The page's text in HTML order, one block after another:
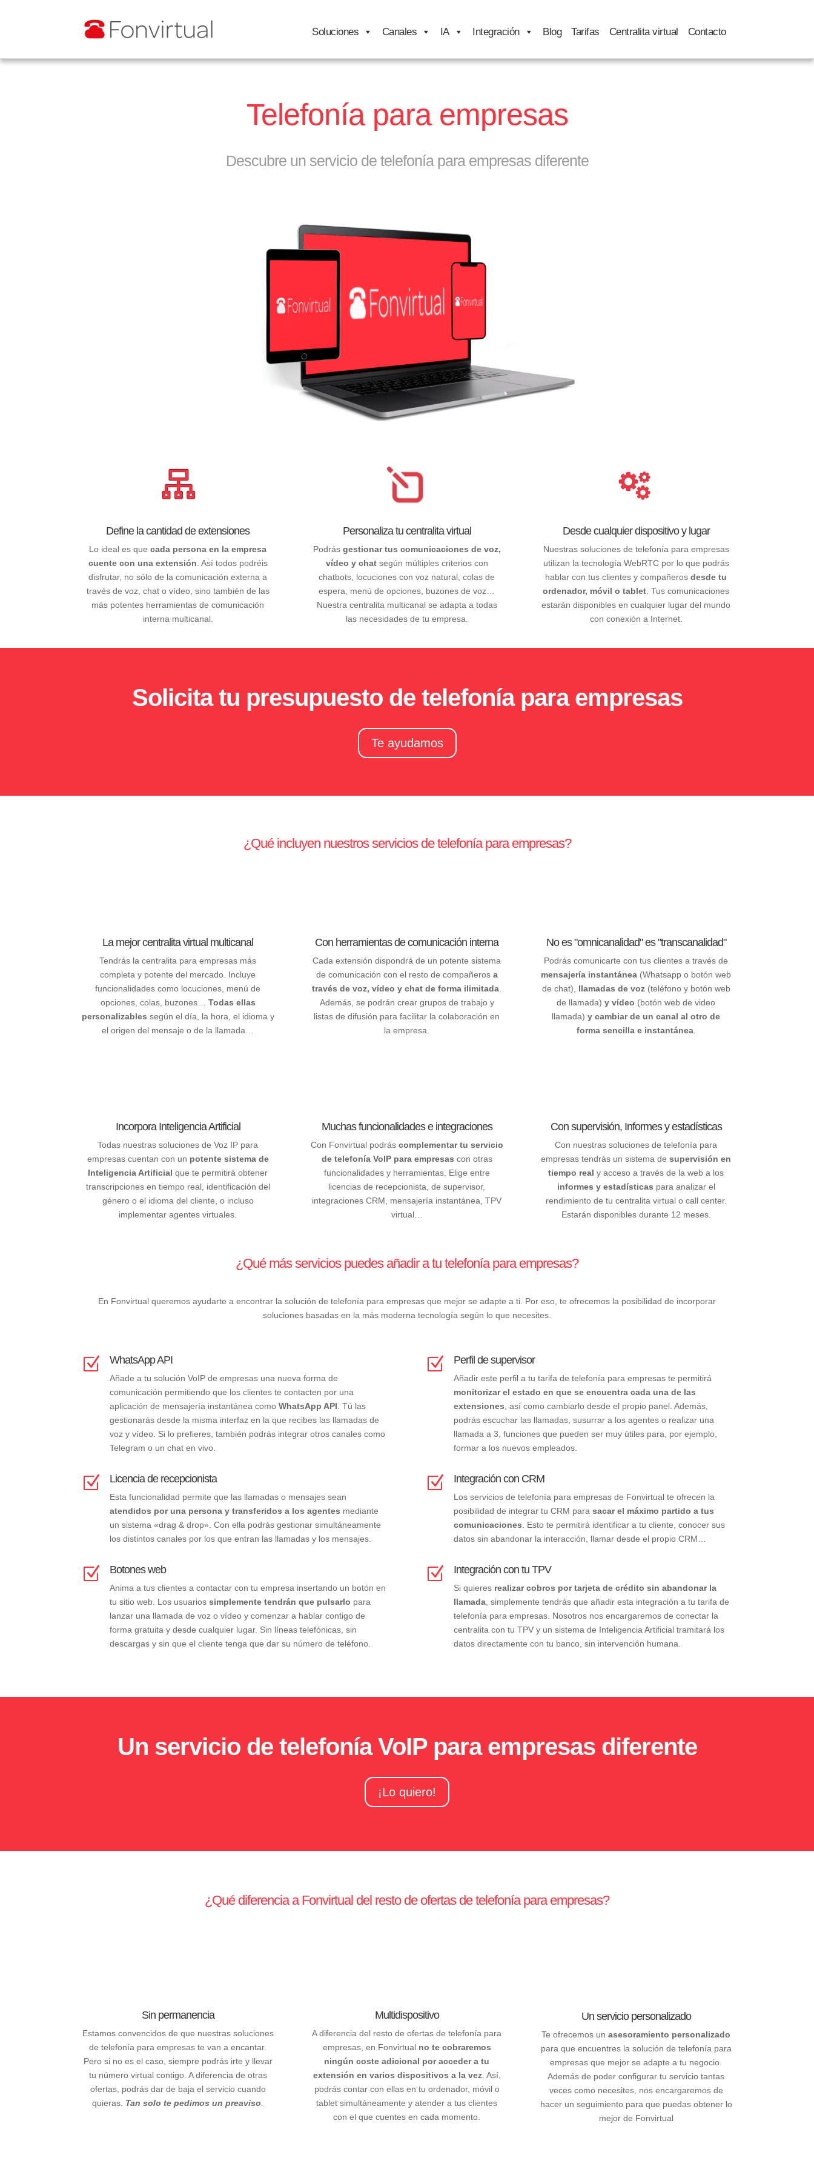
Soluciones Canales IA Integración Blog Tarifas Centralita virtual Contacto
Telefonía para empresas
Descubre un servicio de telefonía para empresas diferente
Define la cantidad de extensiones
Lo ideal es quecada persona en la empresa
cuente con una extensión . Así todos podréis
disfrutar, no sólo de la comunicación externa a
través de voz, chat o vídeo, sino también de las
más potentes herramientas de comunicación
interna multicanal.
Personaliza tu centralita virtual
Podrás gestionar tus comunicaciones de voz,
vídeo y chat según múltiples criterios con
chatbots, locuciones con voz natural, colas de
espera, menú de opciones, buzones de voz…
Nuestra centralita multicanal se adapta a todas
las necesidades de tu empresa.
Desde cualquier dispositivo y lugar
Nuestras soluciones de telefonía para empresas
utilizan la tecnología WebRTC por lo que podrás
hablar con tus clientes y compañerosdesde tu
ordenador, móvil o tablet . Tus comunicaciones
estarán disponibles en cualquier lugar del mundo
con conexión a Internet.
Solicita tu presupuesto de telefonía para empresas
Te ayudamos
¿Qué incluyen nuestros servicios de telefonía para empresas?
La mejor centralita virtual multicanal
Tendrás la centralita para empresas más
completa y potente del mercado. Incluye
funcionalidades como locuciones, menú de
opciones, colas, buzones… Todas ellas
personalizables según el día, la hora, el idioma y
el origen del mensaje o de la llamada…
Con herramientas de comunicación interna
Cada extensión dispondrá de un potente sistema
de comunicación con el resto de compañeros a
través de voz, vídeo y chat de forma ilimitada.
Además, se podrán crear grupos de trabajo y
listas de difusión para facilitar la colaboración en
la empresa.
No es "omnicanalidad" es "transcanalidad"
Podrás comunicarte con tus clientes a través de
mensajería instantánea (Whatsapp o botón web
de chat), llamadas de voz (teléfono y botón web
de llamada) y vídeo (botón web de video
llamada) y cambiar de un canal al otro de
forma sencilla e instantánea.
Incorpora Inteligencia Artificial
Todas nuestras soluciones de Voz IP para
empresas cuentan con un potente sistema de
Inteligencia Artificial que te permitirá obtener
transcripciones en tiempo real, identificación del
género o el idioma del cliente, o incluso
implementar agentes virtuales.
Muchas funcionalidades e integraciones
Con Fonvirtual podrás complementar tu servicio
de telefonía VoIP para empresas con otras
funcionalidades y herramientas. Elige entre
licencias de recepcionista, de supervisor,
integraciones CRM, mensajería instantánea, TPV
virtual…
Con supervisión, Informes y estadísticas
Con nuestras soluciones de telefonía para
empresas tendrás un sistema desupervisión en
tiempo real y acceso a través de la web a los
informes y estadísticas para analizar el
rendimiento de tu centralita virtual o call center.
Estarán disponibles durante 12 meses.
¿Qué más servicios puedes añadir a tu telefonía para empresas?
En Fonvirtual queremos ayudarte a encontrar la solución de telefonía para empresas que mejor se adapte a ti. Por eso, te ofrecemos la posibilidad de incorporar
soluciones basadas en la más moderna tecnología según lo que necesites.
Z WhatsApp API
Añade a tu solución VoIP de empresas una nueva forma de
comunicación permitiendo que los clientes te contacten por una
aplicación de mensajería instantánea comoWhatsApp API. Tú las
gestionarás desde la misma interfaz en la que recibes las llamadas de
voz y vídeo. Si lo prefieres, también podrás integrar otros canales como
Telegram o un chat en vivo.
Z Licencia de recepcionista
Esta funcionalidad permite que las llamadas o mensajes sean
atendidos por una persona y transferidos a los agentes mediante
un sistema «drag & drop». Con ella podrás gestionar simultáneamente
los distintos canales por los que entran las llamadas y los mensajes.
Z Botones web
Anima a tus clientes a contactar con tu empresa insertando un botón en
tu sitio web. Los usuariossimplemente tendrán que pulsarlo para
lanzar una llamada de voz o vídeo y comenzar a hablar contigo de
forma gratuita y desde cualquier lugar. Sin líneas telefónicas, sin
descargas y sin que el cliente tenga que dar su número de teléfono.
Z Perfil de supervisor
Añadir este perfil a tu tarifa de telefonía para empresas te permitirá
monitorizar el estado en que se encuentra cada una de las
extensiones, así como cambiarlo desde el propio panel. Además,
podrás escuchar las llamadas, susurrar a los agentes o realizar una
llamada a 3, funciones que pueden ser muy útiles para, por ejemplo,
formar a los nuevos empleados.
Z Integración con CRM
Los servicios de telefonía para empresas de Fonvirtual te ofrecen la
posibilidad de integrar tu CRM para sacar el máximo partido a tus
comunicaciones . Esto te permitirá identificar a tu cliente, conocer sus
datos sin abandonar la interacción, llamar desde el propio CRM…
Z Integración con tu TPV
Si quieres realizar cobros por tarjeta de crédito sin abandonar la
llamada, simplemente tendrás que añadir esta integración a tu tarifa de
telefonía para empresas. Nosotros nos encargaremos de conectar la
centralita con tu TPV y un sistema de Inteligencia Artificial tramitará los
datos directamente con tu banco, sin intervención humana.
Un servicio de telefonía VoIP para empresas diferente
¡Lo quiero!
¿Qué diferencia a Fonvirtual del resto de ofertas de telefonía para empresas?
Sin permanencia
Estamos convencidos de que nuestras soluciones
de telefonía para empresas te van a encantar.
Pero si no es el caso, siempre podrás irte y llevar
tu número virtual contigo. A diferencia de otras
ofertas, podrás dar de baja el servicio cuando
quieras. Tan solo te pedimos un preaviso
Multidispositivo
A diferencia del resto de ofertas de telefonía para
empresas, en Fonvirtual no te cobraremos
ningún coste adicional por acceder a tu
extensión en varios dispositivos a la vez. Así,
podrás contar con ellas en tu ordenador, móvil o
tablet simultáneamente y atender a tus clientes
con el que cuentes en cada momento.
Un servicio personalizado
Te ofrecemos unasesoramiento personalizado
para que encuentres la solución de telefonía para
empresas que mejor se adapte a tu negocio.
Además de poder configurar tu servicio tantas
veces como necesites, nos encargaremos de
hacer un seguimiento para que puedas obtener lo
mejor de Fonvirtual